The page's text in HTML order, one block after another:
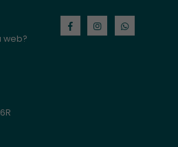
web?